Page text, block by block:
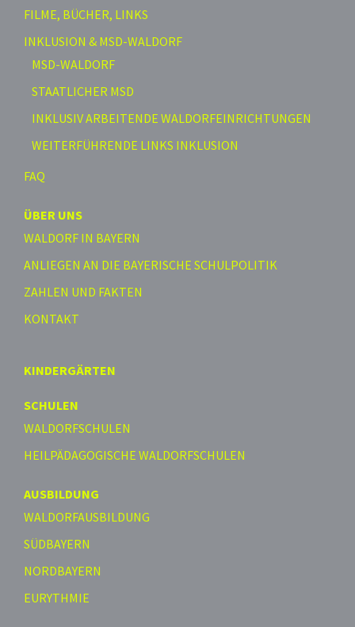
FILME, BÜCHER, LINKS
INKLUSION & MSD-WALDORF
MSD-WALDORF
STAATLICHER MSD
INKLUSIV ARBEITENDE WALDORFEINRICHTUNGEN
WEITERFÜHRENDE LINKS INKLUSION
FAQ
ÜBER UNS
WALDORF IN BAYERN
ANLIEGEN AN DIE BAYERISCHE SCHULPOLITIK
ZAHLEN UND FAKTEN
KONTAKT
KINDERGÄRTEN
SCHULEN
WALDORFSCHULEN
HEILPÄDAGOGISCHE WALDORFSCHULEN
AUSBILDUNG
WALDORFAUSBILDUNG
SÜDBAYERN
NORDBAYERN
EURYTHMIE